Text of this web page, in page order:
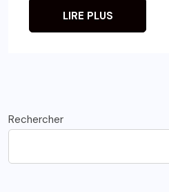
LIRE PLUS
Rechercher